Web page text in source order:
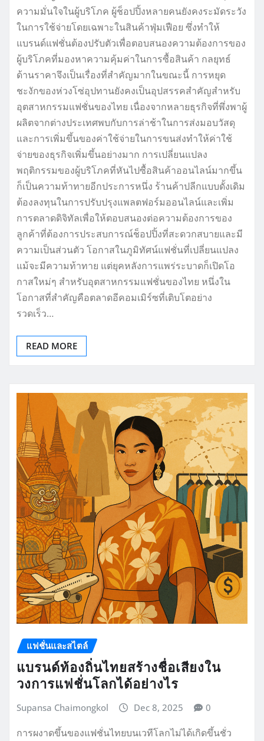
ความมั่นใจในผู้บริโภค ผู้ช็อปปิ้งหลายคนยังคงระมัดระวัง
ในการใช้จ่ายโดยเฉพาะในสินค้าฟุ่มเฟือย ซึ่งทำให้
แบรนด์แฟชั่นต้องปรับตัวเพื่อตอบสนองความต้องการของ
ผู้บริโภคที่มองหาความคุ้มค่าในการซื้อสินค้า กลยุทธ์
ด้านราคาจึงเป็นเรื่องที่สำคัญมากในขณะนี้ การหยุด
ชะงักของห่วงโซ่อุปทานยังคงเป็นอุปสรรคสำคัญสำหรับ
อุตสาหกรรมแฟชั่นของไทย เนื่องจากหลายธุรกิจที่พึ่งพาผู้
ผลิตจากต่างประเทศพบกับการล่าช้าในการส่งมอบวัสดุ
และการเพิ่มขึ้นของค่าใช้จ่ายในการขนส่งทำให้ค่าใช้
จ่ายของธุรกิจเพิ่มขึ้นอย่างมาก การเปลี่ยนแปลง
พฤติกรรมของผู้บริโภคที่หันไปซื้อสินค้าออนไลน์มากขึ้น
ก็เป็นความท้าทายอีกประการหนึ่ง ร้านค้าปลีกแบบดั้งเดิม
ต้องลงทุนในการปรับปรุงแพลตฟอร์มออนไลน์และเพิ่ม
การตลาดดิจิทัลเพื่อให้ตอบสนองต่อความต้องการของ
ลูกค้าที่ต้องการประสบการณ์ช็อปปิ้งที่สะดวกสบายและมี
ความเป็นส่วนตัว โอกาสในภูมิทัศน์แฟชั่นที่เปลี่ยนแปลง
แม้จะมีความท้าทาย แต่ยุคหลังการแพร่ระบาดก็เปิดโอ
กาสใหม่ๆ สำหรับอุตสาหกรรมแฟชั่นของไทย หนึ่งใน
โอกาสที่สำคัญคือตลาดอีคอมเมิร์ซที่เติบโตอย่าง
รวดเร็ว…
READ MORE
แฟชั่นและสไตล์
แบรนด์ท้องถิ่นไทยสร้างชื่อเสียงใน
วงการแฟชั่นโลกได้อย่างไร
Supansa Chaimongkol Dec 8, 2025 0
การผงาดขึ้นของแฟชั่นไทยบนเวทีโลกไม่ได้เกิดขึ้นชั่ว